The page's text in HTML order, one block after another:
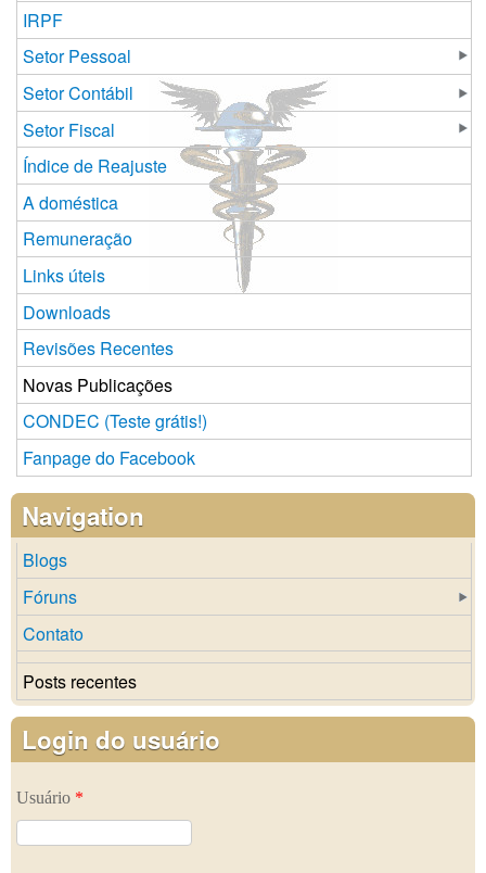
IRPF
Setor Pessoal
Setor Contábil
Setor Fiscal
Índice de Reajuste
A doméstica
Remuneração
Links úteis
Downloads
Revisões Recentes
Novas Publicações
CONDEC (Teste grátis!)
Fanpage do Facebook
Navigation
Blogs
Fóruns
Contato
Posts recentes
Login do usuário
Usuário *